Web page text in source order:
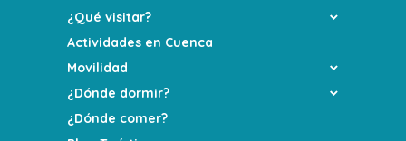
¿Qué visitar?
Actividades en Cuenca
Movilidad
¿Dónde dormir?
¿Dónde comer?